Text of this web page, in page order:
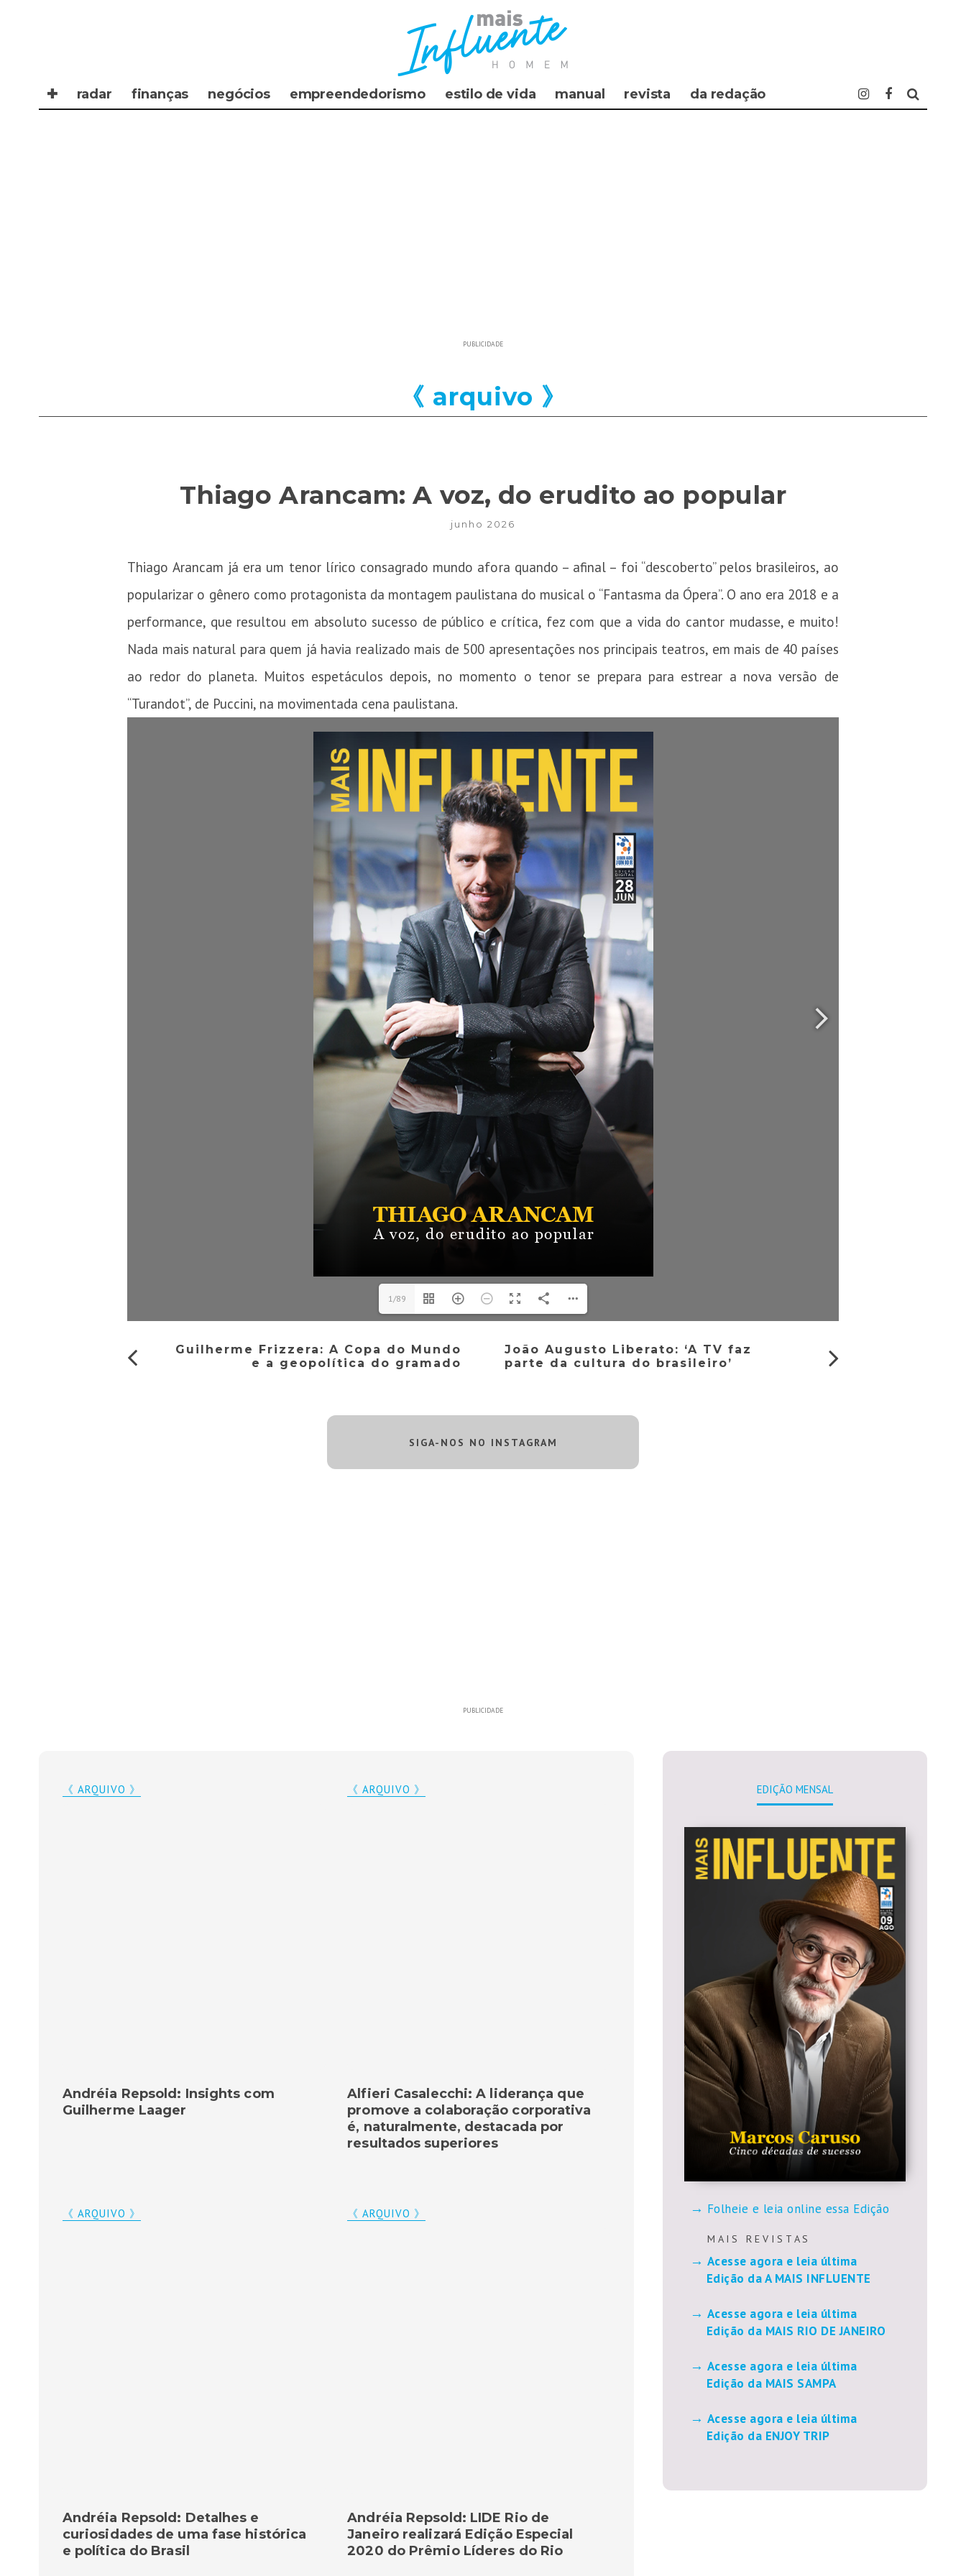
✚ radar finanças negócios empreendedorismo estilo de vida manual revista da redação
PUBLICIDADE
《 arquivo 》
Thiago Arancam: A voz, do erudito ao popular
junho 2026
Thiago Arancam já era um tenor lírico consagrado mundo afora quando – afinal – foi “descoberto” pelos brasileiros, ao
popularizar o gênero como protagonista da montagem paulistana do musical o “Fantasma da Ópera”. O ano era 2018 e a
performance, que resultou em absoluto sucesso de público e crítica, fez com que a vida do cantor mudasse, e muito!
Nada mais natural para quem já havia realizado mais de 500 apresentações nos principais teatros, em mais de 40 países
ao redor do planeta. Muitos espetáculos depois, no momento o tenor se prepara para estrear a nova versão de
“Turandot”, de Puccini, na movimentada cena paulistana.
1/89
Guilherme Frizzera: A Copa do Mundo
e a geopolítica do gramado
João Augusto Liberato: ‘A TV faz
parte da cultura do brasileiro’
SIGA-NOS NO INSTAGRAM
PUBLICIDADE
《 ARQUIVO 》
Alfieri Casalecchi: A liderança que
promove a colaboração corporativa
é, naturalmente, destacada por
resultados superiores
《 ARQUIVO 》
Andréia Repsold: Insights com
Guilherme Laager
《 ARQUIVO 》
Andréia Repsold: LIDE Rio de
Janeiro realizará Edição Especial
2020 do Prêmio Líderes do Rio
《 ARQUIVO 》
Andréia Repsold: Detalhes e
curiosidades de uma fase histórica
e política do Brasil
EDIÇÃO MENSAL
Folheie e leia online essa Edição
M A I S R E V I S T A S
Acesse agora e leia última
Edição da A MAIS INFLUENTE
Acesse agora e leia última
Edição da MAIS RIO DE JANEIRO
Acesse agora e leia última
Edição da MAIS SAMPA
Acesse agora e leia última
Edição da ENJOY TRIP